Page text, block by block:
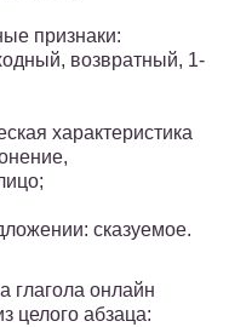
признаки:
возвратный, 1-
характеристика
сказуемое.
глагола онлайн
целого абзаца: